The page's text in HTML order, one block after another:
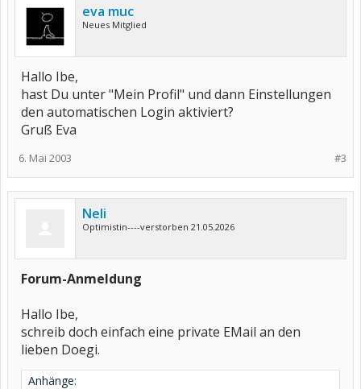
eva muc
Neues Mitglied
Hallo Ibe,
hast Du unter "Mein Profil" und dann Einstellungen
den automatischen Login aktiviert?
Gruß Eva
#3
6. Mai 2003
Neli
Optimistin----verstorben 21.05.2026
Forum-Anmeldung
Hallo Ibe,
schreib doch einfach eine private EMail an den
lieben Doegi.
Anhänge: